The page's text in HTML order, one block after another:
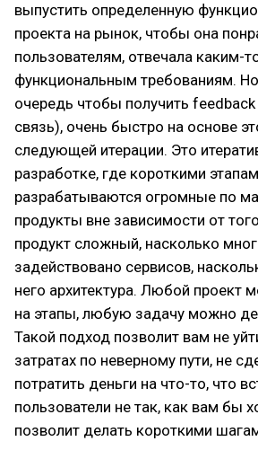
выпустить определенную
проекта на рынок, чтобы она
пользователям, отвечала каким-
функциональным требованиям.
очередь чтобы получить
связь), очень быстро на основе
следующей итерации. Это
разработке, где короткими
разрабатываются огромные по
продукты вне зависимости от
продукт сложный, насколько
задействовано сервисов,
него архитектура. Любой проект
на этапы, любую задачу можно
Такой подход позволит вам не
затратах по неверному пути, не
потратить деньги на что-то, что
пользователи не так, как вам бы
позволит делать короткими